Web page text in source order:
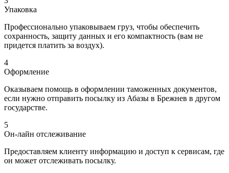
Упаковка
Профессионально упаковываем груз, чтобы обеспечить
сохранность, защиту данных и его компактность (вам не
придется платить за воздух).
4
Оформление
Оказываем помощь в оформлении таможенных документов,
если нужно отправить посылку из Абазы в Брежнев в другом
государстве.
5
Он-лайн отслеживание
Предоставляем клиенту информацию и доступ к сервисам, где
он может отслеживать посылку.